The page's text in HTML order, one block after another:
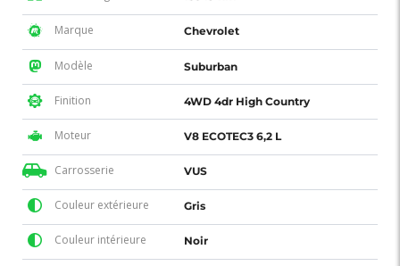
Marque Chevrolet
Modèle Suburban
Finition 4WD 4dr High Country
Moteur V8 ECOTEC3 6,2 L
Carrosserie VUS
Couleur extérieure Gris
Couleur intérieure Noir